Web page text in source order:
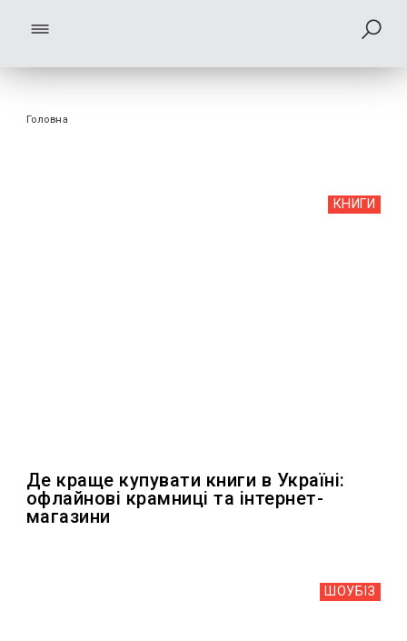
Головна
КНИГИ
Де краще купувати книги в Україні:
офлайнові крамниці та інтернет-
магазини
ШОУБIЗ